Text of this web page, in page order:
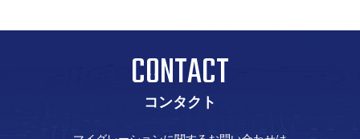
CONTACT
コンタクト